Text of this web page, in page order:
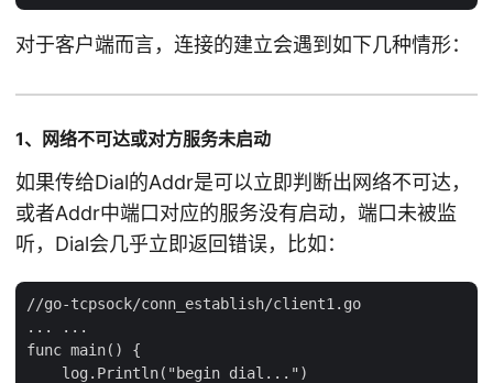
对于客户端而言，连接的建立会遇到如下几种情形：
1、网络不可达或对方服务未启动
如果传给Dial的Addr是可以立即判断出网络不可达，
或者Addr中端口对应的服务没有启动，端口未被监
听，Dial会几乎立即返回错误，比如：
//go-tcpsock/conn_establish/client1.go
... ...
func main() {
    log.Println("begin dial...")